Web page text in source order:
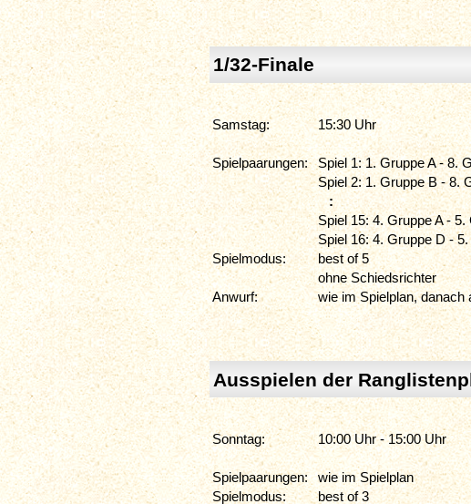
1/32-Finale
Samstag: 15:30 Uhr
Spielpaarungen:
Spiel 1: 1. Gruppe A - 8.
Spiel 2: 1. Gruppe B - 8.
:
Spiel 15: 4. Gruppe A - 5.
Spiel 16: 4. Gruppe D -
Spielmodus:
best of 5
ohne Schiedsrichter
Anwurf:
wie im Spielplan, danach
Ausspielen der
Sonntag: 10:00 Uhr - 15:00 Uhr
Spielpaarungen:
wie im Spielplan
Spielmodus:
best of 3